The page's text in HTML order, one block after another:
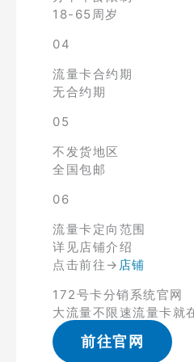
18-65周岁
04
流量卡合约期
无合约期
05
不发货地区
全国包邮
06
流量卡定向范围
详见店铺介绍
点击前往→ 店铺
172号卡分销系统官网
大流量不限速流量卡就
前往官网